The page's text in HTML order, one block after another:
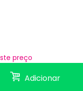
preço
Adicionar